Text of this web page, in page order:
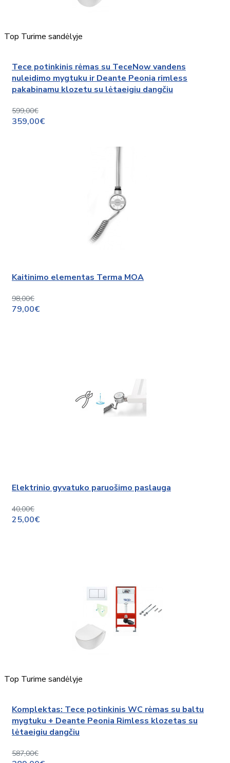
Top Turime sandėlyje
Tece potinkinis rėmas su TeceNow vandens
nuleidimo mygtuku ir Deante Peonia rimless
pakabinamu klozetu su lėtaeigiu dangčiu
599,00€
359,00€
Kaitinimo elementas Terma MOA
98,00€
79,00€
Elektrinio gyvatuko paruošimo paslauga
40,00€
25,00€
Top Turime sandėlyje
Komplektas: Tece potinkinis WC rėmas su baltu
mygtuku + Deante Peonia Rimless klozetas su
lėtaeigiu dangčiu
587,00€